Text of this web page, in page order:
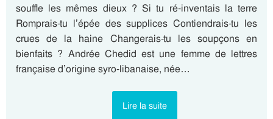
souffle les mêmes dieux ? Si tu ré-inventais la terre
Romprais-tu l’épée des supplices Contiendrais-tu les
crues de la haine Changerais-tu les soupçons en
bienfaits ? Andrée Chedid est une femme de lettres
française d’origine syro-libanaise, née…
Lire la suite